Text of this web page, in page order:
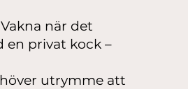
när det
en privat kock –
utrymme att